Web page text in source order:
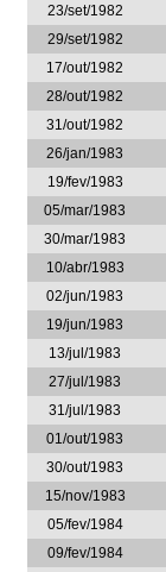
23/set/1982
29/set/1982
17/out/1982
28/out/1982
31/out/1982
26/jan/1983
19/fev/1983
05/mar/1983
30/mar/1983
10/abr/1983
02/jun/1983
19/jun/1983
13/jul/1983
27/jul/1983
31/jul/1983
01/out/1983
30/out/1983
15/nov/1983
05/fev/1984
09/fev/1984